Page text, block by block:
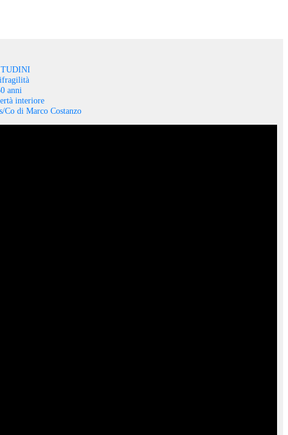
anni
interiore
Co di Marco Costanzo